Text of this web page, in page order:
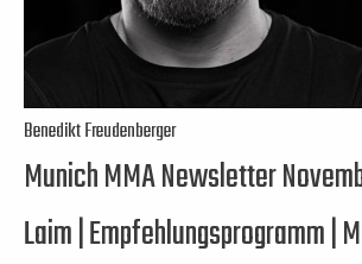
Benedikt Freudenberger
Munich MMA Newsletter
Laim | Empfehlungsprogramm |